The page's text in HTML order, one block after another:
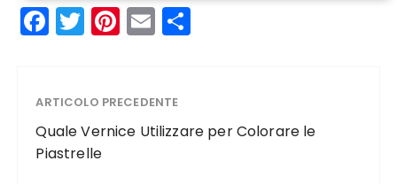
F
a
e
b
o
T
w
te
r
Pi
n
re
st
E
m
l
vi
ARTICOLO PRECEDENTE
Quale Vernice Utilizzare per Colorare le
Piastrelle